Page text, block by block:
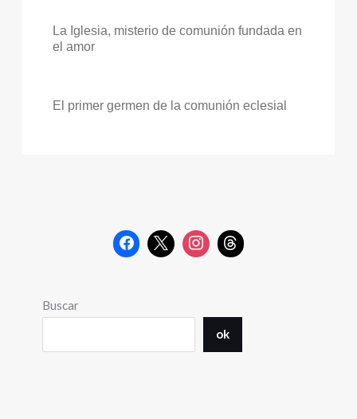
La Iglesia, misterio de comunión fundada en
el amor
El primer germen de la comunión eclesial
Buscar
ok